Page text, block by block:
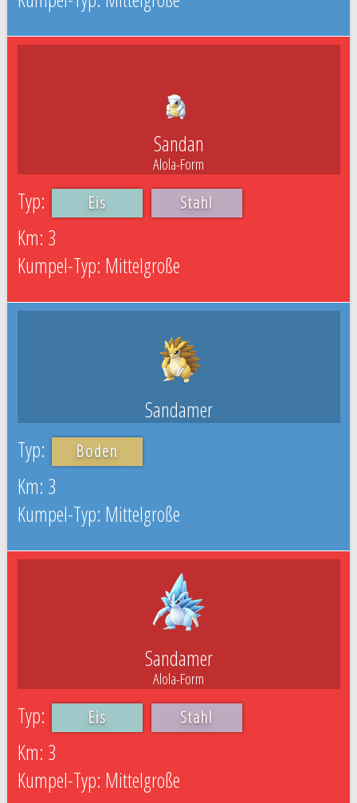
Sandan
Alola-Form
Eis Stahl
3
Mittelgroße
Sandamer
Boden
3
Mittelgroße
Sandamer
Alola-Form
Eis Stahl
3
Mittelgroße